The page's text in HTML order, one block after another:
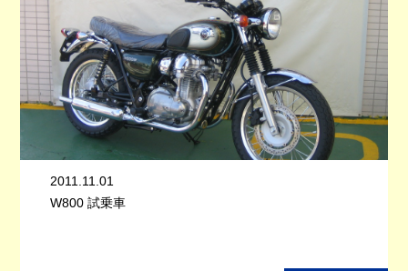
2011.11.01
W800 試乗車